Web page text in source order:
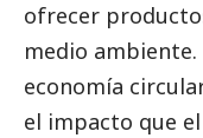
ofrecer
medio
economía
el impacto que